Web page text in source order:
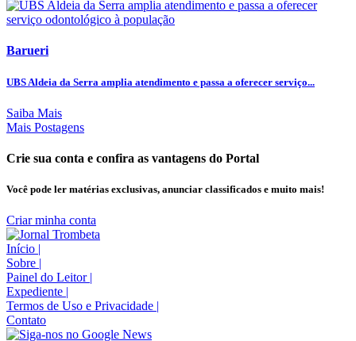
Barueri
UBS Aldeia da Serra amplia atendimento e passa a oferecer serviço...
Saiba Mais
Mais Postagens
Crie sua conta e confira as vantagens do Portal
Você pode ler matérias exclusivas, anunciar classificados e muito mais!
Criar minha conta
Início |
Sobre |
Painel do Leitor |
Expediente |
Termos de Uso e Privacidade |
Contato